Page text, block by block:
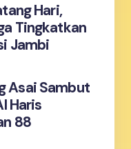
Hari,
Tingkatkan
Jambi
Asai Sambut
Haris
88